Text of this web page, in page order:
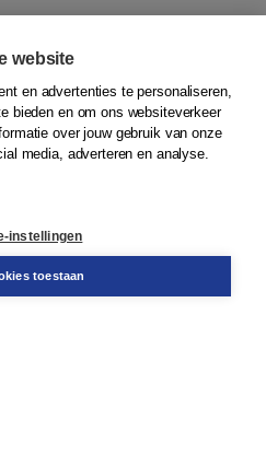
website
en advertenties te personaliseren,
bieden en om ons websiteverkeer
over jouw gebruik van onze
media, adverteren en analyse.
instellingen
toestaan